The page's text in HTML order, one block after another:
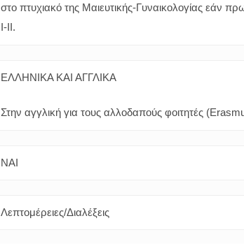
στο πτυχιακό της Μαιευτικής-Γυναικολογίας εάν
Ι-ΙΙ.
ΕΛΛΗΝΙΚΑ ΚΑΙ ΑΓΓΛΙΚΑ
Στην αγγλική για τους αλλοδαπούς φοιτητές
ΝΑΙ
Λεπτομέρειες/Διαλέξεις